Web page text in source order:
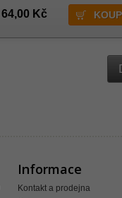
64,00 Kč
Informace
Kontakt a prodejna